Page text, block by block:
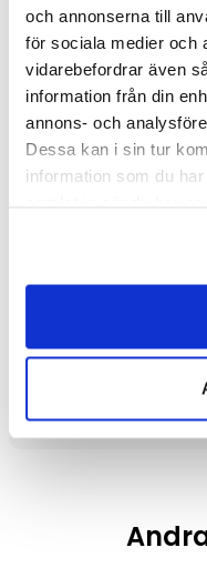
och annonserna till
för sociala medier och
vidarebefordrar även
information från din
annons- och
Dessa kan i sin tur
information som du
10 190 kr/st13 585